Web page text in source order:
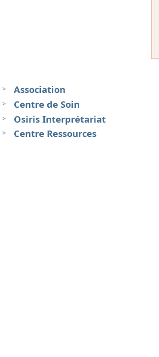
Association
Centre de Soin
Osiris Interprétariat
Centre Ressources